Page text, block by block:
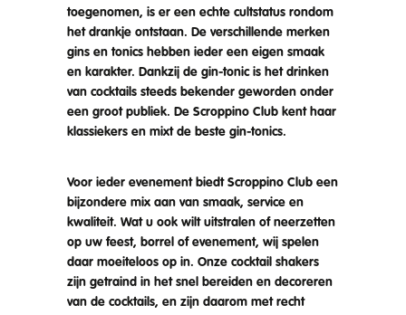
toegenomen, is er een echte cultstatus rondom
het drankje ontstaan. De verschillende merken
gins en tonics hebben ieder een eigen smaak
en karakter. Dankzij de gin-tonic is het drinken
van cocktails steeds bekender geworden onder
een groot publiek. De Scroppino Club kent haar
klassiekers en mixt de beste gin-tonics.
Voor ieder evenement biedt Scroppino Club een
bijzondere mix aan van smaak, service en
kwaliteit. Wat u ook wilt uitstralen of neerzetten
op uw feest, borrel of evenement, wij spelen
daar moeiteloos op in. Onze cocktail shakers
zijn getraind in het snel bereiden en decoreren
van de cocktails, en zijn daarom met recht